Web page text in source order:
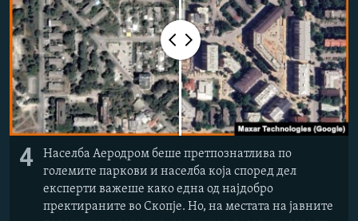
4
Населба Аеродром беше претпознатлива по
големите паркови и населба која според дел
експерти важеше како една од најдобро
пректираните во Скопје. Но, на местата на јавните